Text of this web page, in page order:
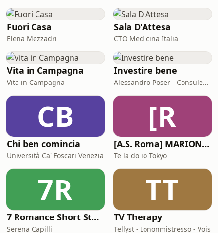
Fuori Casa
Elena Mezzadri
Sala D'Attesa
CTO Medicina Italia
Vita in Campagna
Vita in Campagna
Investire bene
Alessandro Poser - Consulente Finanziario Fineco
CB
Chi ben comincia
Università Ca' Foscari Venezia
[R
[A.S. Roma] MARIONE - Il portale della ControInformazione GialloRossa
Te la do io Tokyo
7R
7 Romance Short Stories in Italian (Graded Reader for Intermediate Learners (CEFR B1-B2)
Serena Capilli
TT
TV Therapy
Tellyst - Iononmistresso - Vois